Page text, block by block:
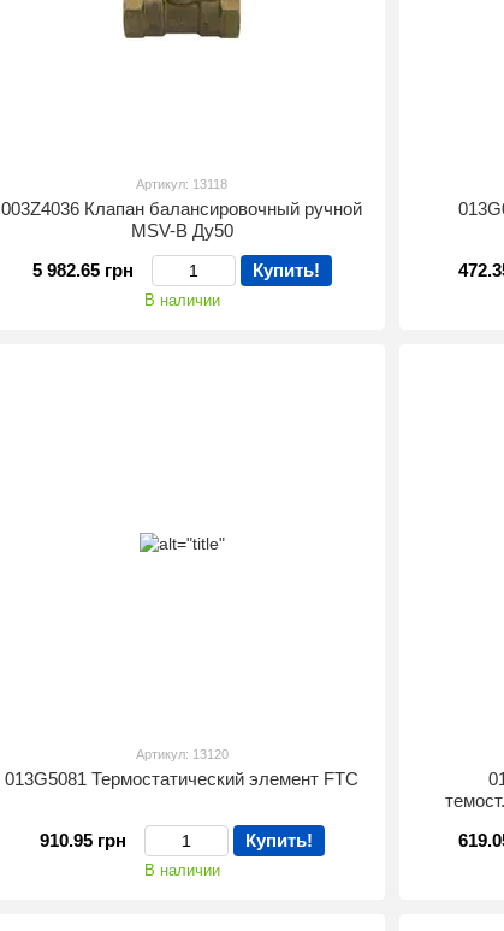
Артикул: 13118
003Z4036 Клапан балансировочный ручной
MSV-B Ду50
5 982.65 грн
Купить!
В наличии
Артикул: 13120
013G5081 Термостатический элемент FTC
910.95 грн Купить!
В наличии